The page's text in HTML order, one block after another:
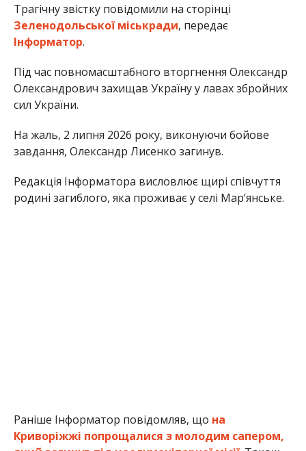
Трагічну звістку повідомили на сторінці
Зеленодольської міськради, передає
Інформатор.
Під час повномасштабного вторгнення Олександр
Олександрович захищав Україну у лавах збройних
сил України.
На жаль, 2 липня 2026 року, виконуючи бойове
завдання, Олександр Лисенко загинув.
Редакція Інформатора висловлює щирі співчуття
родині загиблого, яка проживає у селі Марʼянське.
Раніше Інформатор повідомляв, що на
Криворіжжі попрощалися з молодим сапером,